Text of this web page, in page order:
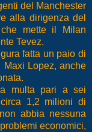
del Manchester
alla dirigenza del
mette il Milan
Tevez.
fatta un paio di
Maxi Lopez, anche
multa pari a sei
1,2 milioni di
abbia nessuna
economici,